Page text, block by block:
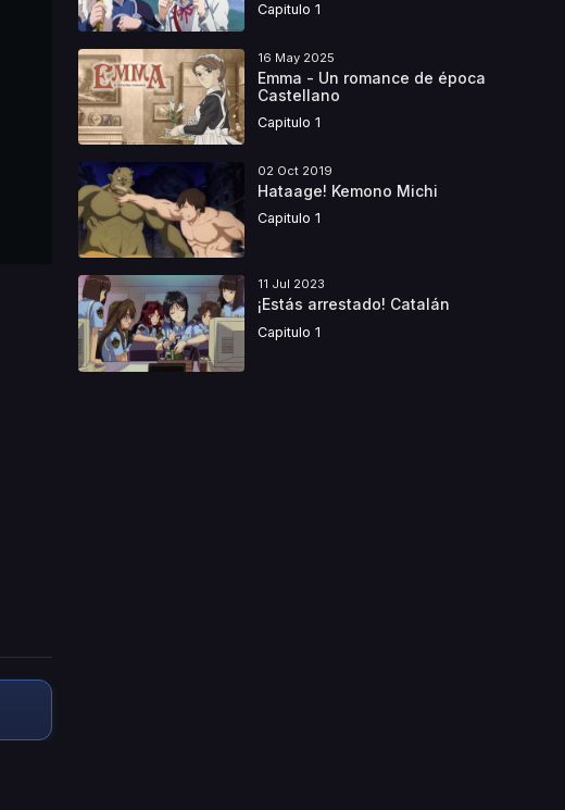
Capitulo 1
16 May 2025
Emma - Un romance de época
Castellano
Capitulo 1
02 Oct 2019
Hataage! Kemono Michi
Capitulo 1
11 Jul 2023
¡Estás arrestado! Catalán
Capitulo 1